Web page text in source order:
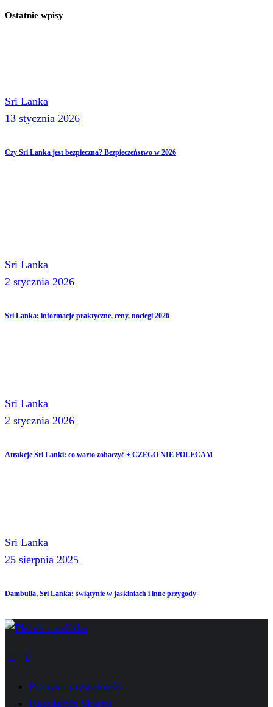
Ostatnie wpisy
Sri Lanka
13 stycznia 2026
Czy Sri Lanka jest bezpieczna? Bezpieczeństwo w 2026
Sri Lanka
2 stycznia 2026
Sri Lanka: informacje praktyczne, ceny, noclegi 2026
Sri Lanka
2 stycznia 2026
Atrakcje Sri Lanki: co warto zobaczyć + CZEGO NIE POLECAM
Sri Lanka
25 sierpnia 2025
Dambulla, Sri Lanka: świątynie w jaskiniach i inne przygody
youtubeinstagramm
Polityka prywatności
Regulamin Sklepu